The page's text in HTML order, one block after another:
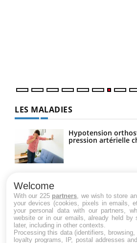
LES MALADIES
Hypotension
pression artérielle
Maladie de Charcot
amyotrophique)
Welcome
With our 225 partners , we wish to store
your devices (cookies, pixels in emails,
your personal data with our partners,
website or in our emails, already held by
later, including in other contexts.
Processing this data (identifiers, browsing,
loyalty programs, IP, postal addresses